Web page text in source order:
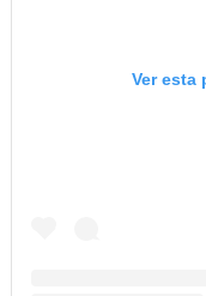
Ver esta